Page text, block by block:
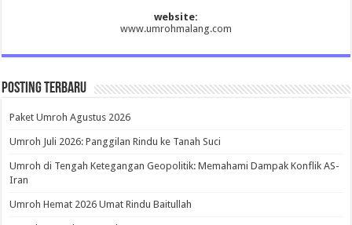
website:
www.umrohmalang.com
Posting Terbaru
Paket Umroh Agustus 2026
Umroh Juli 2026: Panggilan Rindu ke Tanah Suci
Umroh di Tengah Ketegangan Geopolitik: Memahami Dampak Konflik AS-
Iran
Umroh Hemat 2026 Umat Rindu Baitullah